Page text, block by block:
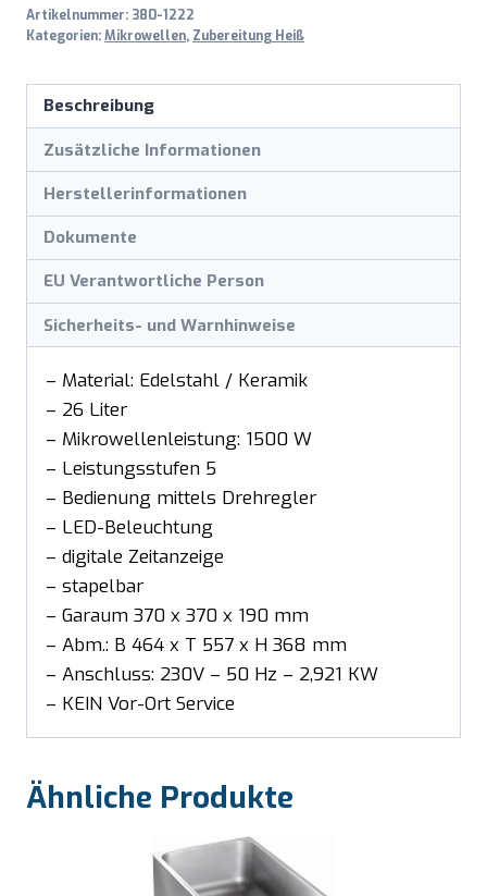
Artikelnummer: 380-1222
Kategorien:Mikrowellen, Zubereitung Heiß
Beschreibung
Zusätzliche Informationen
Herstellerinformationen
Dokumente
EU Verantwortliche Person
Sicherheits- und Warnhinweise
– Material: Edelstahl / Keramik
– 26 Liter
– Mikrowellenleistung: 1500 W
– Leistungsstufen 5
– Bedienung mittels Drehregler
– LED-Beleuchtung
– digitale Zeitanzeige
– stapelbar
– Garaum 370 x 370 x 190 mm
– Abm.: B 464 x T 557 x H 368 mm
– Anschluss: 230V – 50 Hz – 2,921 KW
– KEIN Vor-Ort Service
Ähnliche Produkte